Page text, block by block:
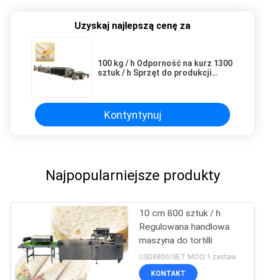
Uzyskaj najlepszą cenę za
100 kg / h Odporność na kurz 1300
sztuk / h Sprzęt do produkcji
Kontyntynuj
Najpopularniejsze produkty
10 cm 800 sztuk / h
Regulowana handlowa
maszyna do tortilli
USD8800/SET MOQ:1 zestaw
KONTAKT